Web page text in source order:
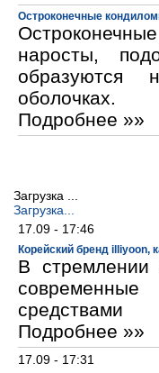
Остроконечные
наросты,
образуются
оболочках.
Подробнее »»
Загрузка ...
Загрузка...
17.09 - 17:46
Корейский бренд illiyoon,
В стремлении
средствами
Подробнее »»
17.09 - 17:31